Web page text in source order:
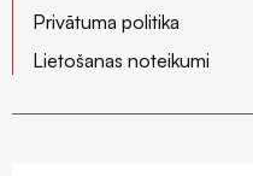
Privātuma politika
Lietošanas noteikumi